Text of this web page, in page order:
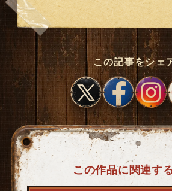
この記事をシェ
この作品に関連す